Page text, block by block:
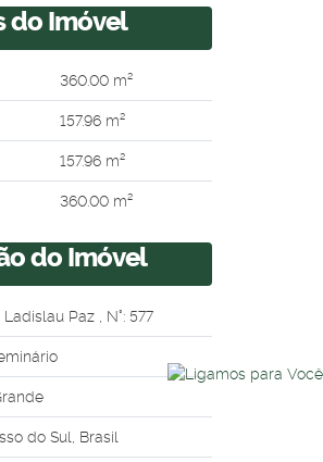
do Imóvel
360.00 m²
157.96 m²
157.96 m²
360.00 m²
do Imóvel
Ladislau Paz N°: 577
do Sul, Brasil